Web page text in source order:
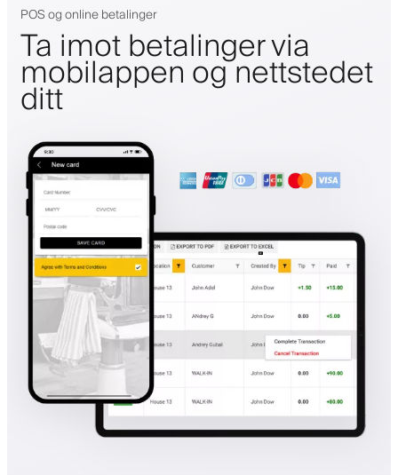
POS og online betalinger
Ta imot betalinger via
mobilappen og nettstedet
ditt